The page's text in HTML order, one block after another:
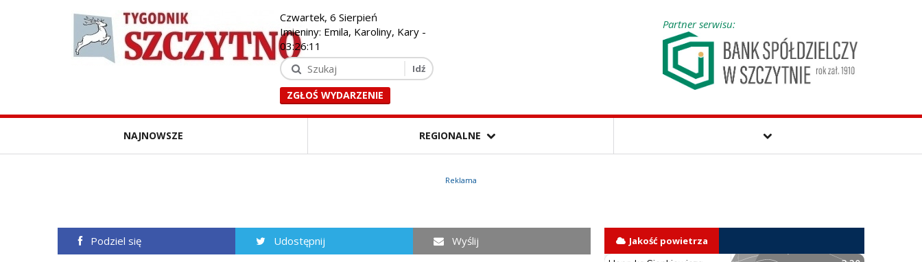
Czwartek, 6 Sierpień
Imieniny: Emila, Karoliny, Kary -
03:26:13
ZGŁOŚ WYDARZENIE
Partner serwisu:
NAJNOWSZE REGIONALNE
Reklama
Podziel się Udostępnij Wyślij Jakość powietrza